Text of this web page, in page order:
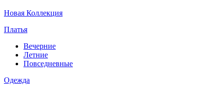
Новая Коллекция
Платья
Вечерние
Летние
Повседневные
Одежда